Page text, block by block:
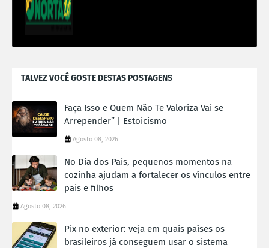
TALVEZ VOCÊ GOSTE DESTAS POSTAGENS
Faça Isso e Quem Não Te Valoriza Vai se
Arrepender” | Estoicismo
Agosto 08, 2026
No Dia dos Pais, pequenos momentos na
cozinha ajudam a fortalecer os vínculos entre
pais e filhos
Agosto 08, 2026
Pix no exterior: veja em quais países os
brasileiros já conseguem usar o sistema